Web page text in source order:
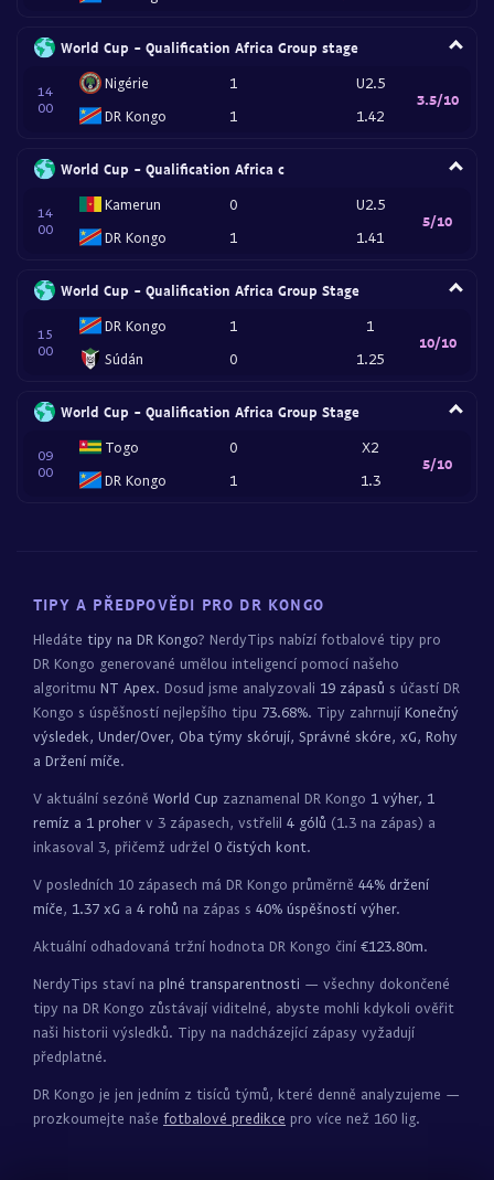
World Cup - Qualification Africa Group stage
14
00
Nigérie
DR Kongo
1
1
U2.5
1.42
3.5/10
World Cup - Qualification Africa c
14
00
Kamerun
DR Kongo
0
1
U2.5
1.41
5/10
World Cup - Qualification Africa Group Stage
15
00
DR Kongo
Súdán
1
0
1
1.25
10/10
World Cup - Qualification Africa Group Stage
09
00
Togo
DR Kongo
0
1
X2
1.3
5/10
TIPY A PŘEDPOVĚDI PRO DR KONGO
Hledáte tipy na DR Kongo? NerdyTips nabízí fotbalové tipy pro
DR Kongo generované umělou inteligencí pomocí našeho
algoritmu NT Apex. Dosud jsme analyzovali 19 zápasů s účastí DR
Kongo s úspěšností nejlepšího tipu 73.68%. Tipy zahrnují Konečný
výsledek, Under/Over, Oba týmy skórují, Správné skóre, xG, Rohy
a Držení míče.
V aktuální sezóně World Cup zaznamenal DR Kongo 1 výher, 1
remíz a 1 proher v 3 zápasech, vstřelil 4 gólů (1.3 na zápas) a
inkasoval 3, přičemž udržel 0 čistých kont.
V posledních 10 zápasech má DR Kongo průměrně 44% držení
míče, 1.37 xG a 4 rohů na zápas s 40% úspěšností výher.
Aktuální odhadovaná tržní hodnota DR Kongo činí €123.80m.
NerdyTips staví na plné transparentnosti — všechny dokončené
tipy na DR Kongo zůstávají viditelné, abyste mohli kdykoli ověřit
naši historii výsledků. Tipy na nadcházející zápasy vyžadují
předplatné.
DR Kongo je jen jedním z tisíců týmů, které denně analyzujeme —
prozkoumejte naše fotbalové predikce pro více než 160 lig.